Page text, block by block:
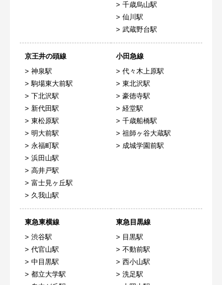
千歳烏山駅
仙川駅
武蔵野台駅
京王井の頭線
神泉駅
駒場東大前駅
下北沢駅
新代田駅
東松原駅
明大前駅
永福町駅
浜田山駅
高井戸駅
富士見ヶ丘駅
久我山駅
小田急線
代々木上原駅
東北沢駅
豪徳寺駅
経堂駅
千歳船橋駅
祖師ヶ谷大蔵駅
成城学園前駅
東急東横線
渋谷駅
代官山駅
中目黒駅
都立大学駅
東急目黒線
目黒駅
不動前駅
西小山駅
洗足駅